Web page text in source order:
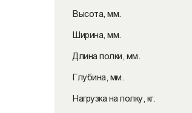
Высота, мм.
Ширина, мм.
Длина полки, мм.
Глубина, мм.
Нагрузка на полку, кг.